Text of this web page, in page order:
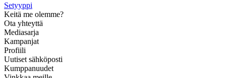
Setyyppi
Keitä me olemme?
Ota yhteyttä
Mediasarja
Kampanjat
Profiili
Uutiset sähköposti
Kumppanuudet